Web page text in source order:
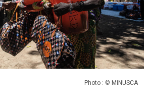
Photo : © MINUSCA